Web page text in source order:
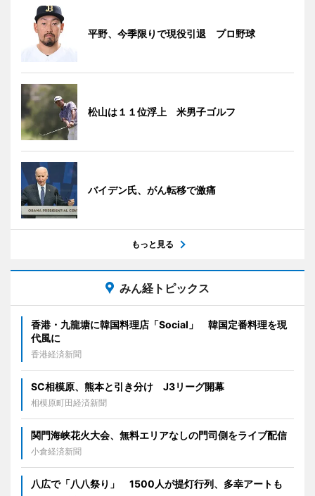
平野、今季限りで現役引退 プロ野球
松山は１１位浮上 米男子ゴルフ
バイデン氏、がん転移で激痛
もっと見る
みん経トピックス
香港・九龍塘に韓国料理店「Social」 韓国定番料理を現
代風に
香港経済新聞
SC相模原、熊本と引き分け J3リーグ開幕
相模原町田経済新聞
関門海峡花火大会、無料エリアなしの門司側をライブ配信
小倉経済新聞
八広で「八八祭り」 1500人が提灯行列、多幸アートも